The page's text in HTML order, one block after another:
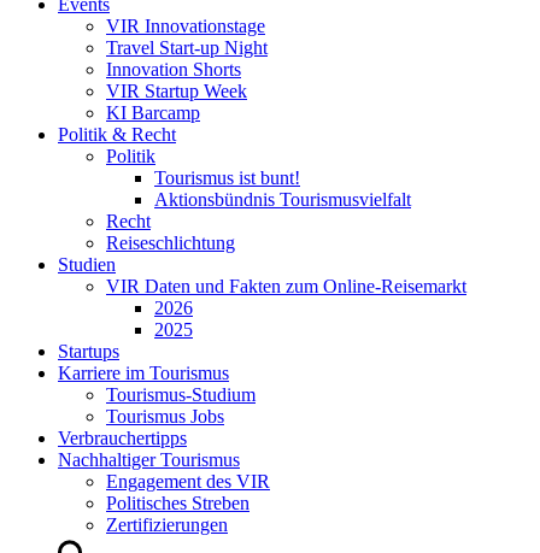
Events
VIR Innovationstage
Travel Start-up Night
Innovation Shorts
VIR Startup Week
KI Barcamp
Politik & Recht
Politik
Tourismus ist bunt!
Aktionsbündnis Tourismusvielfalt
Recht
Reiseschlichtung
Studien
VIR Daten und Fakten zum Online-Reisemarkt
2026
2025
Startups
Karriere im Tourismus
Tourismus-Studium
Tourismus Jobs
Verbrauchertipps
Nachhaltiger Tourismus
Engagement des VIR
Politisches Streben
Zertifizierungen